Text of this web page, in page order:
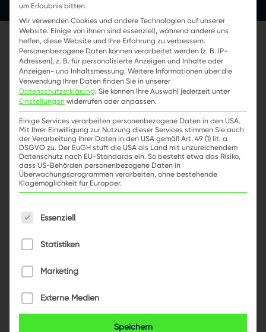
CORE
CORE ist das Herz von LYNQTECH und immer
zentraler Bestandteil der Plattform. Mit CORE
digitalisieren Sie konsequent alle vertrieblichen
Abwicklungsprozesse eines
Energieversorgungsunternehmens – von der
Abrechnung, übers Zahlungsmanagement und
Nebenbuch bis hin zum Customer-
Relationship-Management und Reporting.
Kernfunktionalitäten bietet, können Sie mit den
zusätzlichen CORE
transformieren … denn LYNQTECH bietet nicht
nur eine Lösung, sondern exakt die passende
für Ihre individuellen Anforderungen.
um Erlaubnis bitten.
Wir verwenden Cookies und andere Technologien auf unserer
Website. Einige von ihnen sind essenziell, während andere uns
helfen, diese Website und Ihre Erfahrung zu verbessern.
Personenbezogene Daten können verarbeitet werden (z. B. IP-
Adressen), z. B. für personalisierte Anzeigen und Inhalte oder
Anzeigen- und Inhaltsmessung. Weitere Informationen über die
Verwendung Ihrer Daten finden Sie in unserer
Datenschutzerklärung Sie können Ihre Auswahl jederzeit unter
Einstellungen widerrufen oder anpassen.
Einige Services verarbeiten personenbezogene Daten in den USA.
Mit Ihrer Einwilligung zur Nutzung dieser Services stimmen Sie auch
der Verarbeitung Ihrer Daten in den USA gemäß Art. 49 (1) lit. a
DSGVO zu. Der EuGH stuft die USA als Land mit unzureichendem
Datenschutz nach EU-Standards ein. So besteht etwa das Risiko,
dass US-Behörden personenbezogene Daten in
Überwachungsprogrammen verarbeiten, ohne bestehende
Klagemöglichkeit für Europäer.
Essenziell
Statistiken
Marketing
Externe Medien
Speichern